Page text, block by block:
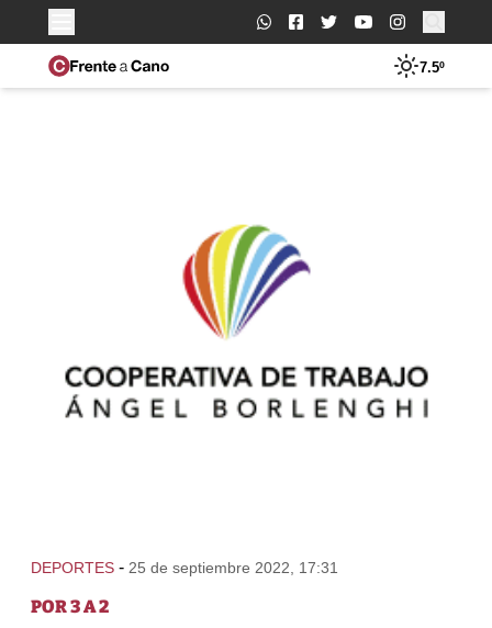
Buscar:
7.5º
DEPORTES - 25 de septiembre 2022, 17:31
POR 3 A 2